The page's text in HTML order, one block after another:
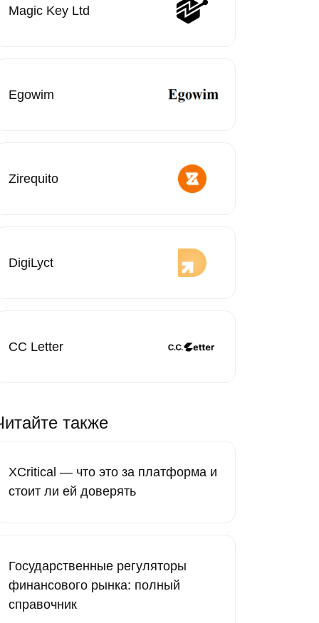
Magic Key Ltd
Egowim
Zirequito
DigiLyct
CC Letter
также
XCritical — что это за платформа и
стоит ли ей доверять
Государственные регуляторы
финансового рынка: полный
справочник